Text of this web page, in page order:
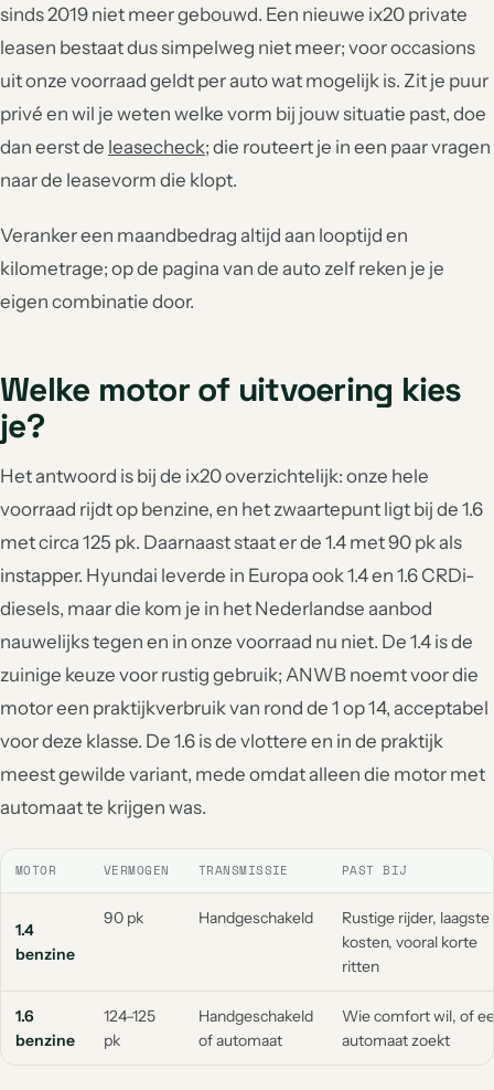
sinds 2019 niet meer gebouwd. Een nieuwe ix20 private
leasen bestaat dus simpelweg niet meer; voor occasions
uit onze voorraad geldt per auto wat mogelijk is. Zit je puur
privé en wil je weten welke vorm bij jouw situatie past, doe
dan eerst de leasecheck; die routeert je in een paar vragen
naar de leasevorm die klopt.
Veranker een maandbedrag altijd aan looptijd en
kilometrage; op de pagina van de auto zelf reken je je
eigen combinatie door.
Welke motor of uitvoering kies
je?
Het antwoord is bij de ix20 overzichtelijk: onze hele
voorraad rijdt op benzine, en het zwaartepunt ligt bij de 1.6
met circa 125 pk. Daarnaast staat er de 1.4 met 90 pk als
instapper. Hyundai leverde in Europa ook 1.4 en 1.6 CRDi-
diesels, maar die kom je in het Nederlandse aanbod
nauwelijks tegen en in onze voorraad nu niet. De 1.4 is de
zuinige keuze voor rustig gebruik; ANWB noemt voor die
motor een praktijkverbruik van rond de 1 op 14, acceptabel
voor deze klasse. De 1.6 is de vlottere en in de praktijk
meest gewilde variant, mede omdat alleen die motor met
automaat te krijgen was.
MOTOR VERMOGEN TRANSMISSIE PAST BIJ
1.4
benzine
90 pk Handgeschakeld
Rustige rijder, laagste
kosten, vooral korte
ritten
1.6
benzine
124–125
pk
Handgeschakeld
of automaat
Wie comfort wil, of
automaat zoekt